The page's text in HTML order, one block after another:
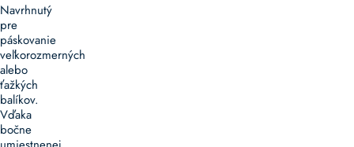
Navrhnutý
pre
páskovanie
veľkorozmerných
alebo
ťažkých
balíkov.
Vďaka
bočne